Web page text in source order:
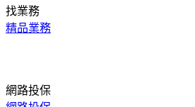
找業務
精品業務
網路投保